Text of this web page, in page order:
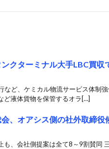
クターミナル大手LBC買収
など、ケミカル物流サービス体制
ど液体貨物を保管するオラ[…]
、オアシス側の社外取締役
も、会社側提案は全て8～9割賛同